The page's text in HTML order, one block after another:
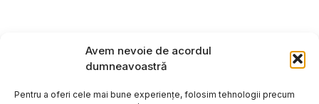
Avem nevoie de acordul
dumneavoastră
Pentru a oferi cele mai bune experiențe, folosim tehnologii precum